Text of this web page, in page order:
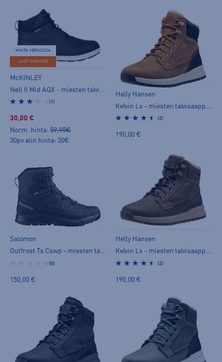
HINTA VERKOSSA
LAST CHANCE
McKINLEY
(1)
30,00 €
Norm. hinta: 59,95€
30pv alin hinta: 30€
Helly Hansen
(2)
190,00 €
Salomon
Outfrost Ts Cswp - miesten talvisaappaat
(0)
150,00 €
Helly Hansen
Kelvin Lx - miesten talvisaappaat
(2)
190,00 €